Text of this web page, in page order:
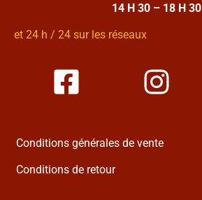
14 H 30 – 18 H 30
et 24 h / 24 sur les réseaux
Conditions générales de vente
Conditions de retour